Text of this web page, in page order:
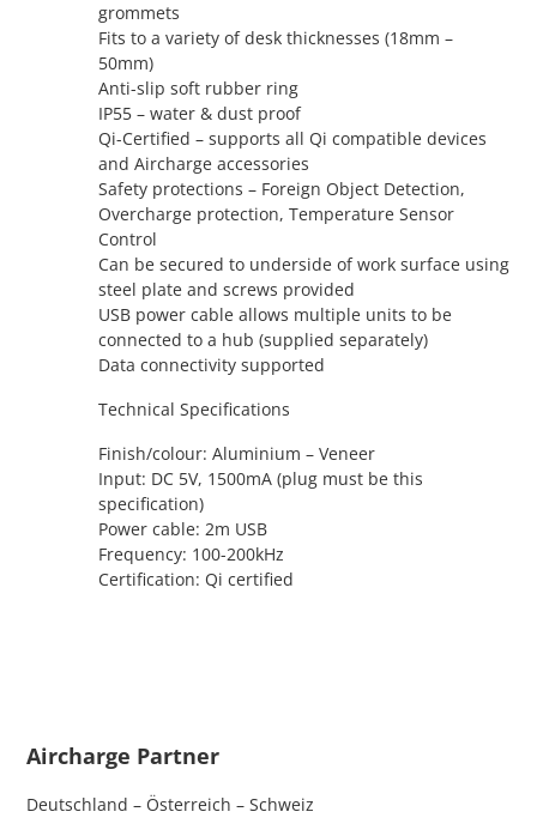
grommets
Fits to a variety of desk thicknesses (18mm –
50mm)
Anti-slip soft rubber ring
IP55 – water & dust proof
Qi-Certified – supports all Qi compatible devices
and Aircharge accessories
Safety protections – Foreign Object Detection,
Overcharge protection, Temperature Sensor
Control
Can be secured to underside of work surface using
steel plate and screws provided
USB power cable allows multiple units to be
connected to a hub (supplied separately)
Data connectivity supported
Technical Specifications
Finish/colour: Aluminium – Veneer
Input: DC 5V, 1500mA (plug must be this
specification)
Power cable: 2m USB
Frequency: 100-200kHz
Certification: Qi certified
Aircharge Partner
Deutschland – Österreich – Schweiz